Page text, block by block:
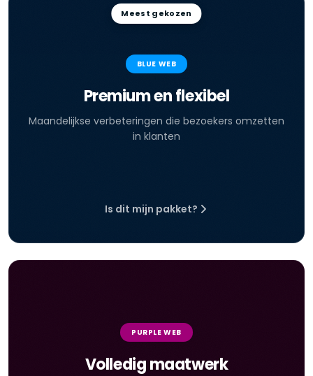
Meest gekozen
BLUE WEB
Premium en flexibel
Maandelijkse verbeteringen die bezoekers omzetten
in klanten
Is dit mijn pakket?
PURPLE WEB
Volledig maatwerk